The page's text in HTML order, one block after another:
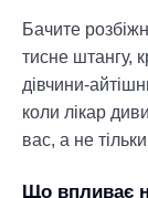
Бачите
тисне штангу,
дівчини-
коли лікар
вас, а не
Що впливає